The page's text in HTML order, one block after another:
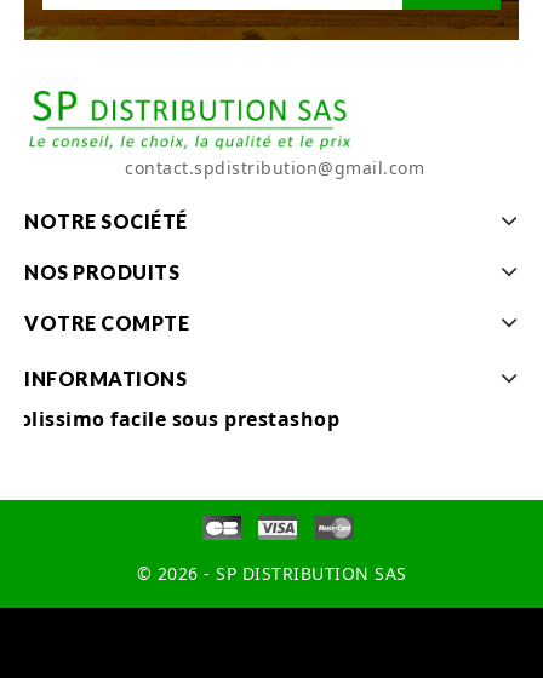
contact.spdistribution@gmail.com
NOTRE SOCIÉTÉ
NOS PRODUITS
VOTRE COMPTE
INFORMATIONS
Colissimo facile sous prestashop
© 2026 - SP DISTRIBUTION SAS